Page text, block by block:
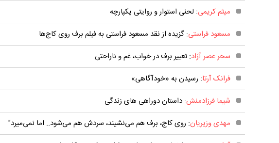
میثم کریمی: لحنی استوار و روایتی یکپارچه
مسعود فراستی: گزیده از نقد مسعود فراستی به فیلم برف روی کاج‌ها
سحر عصر آزاد: تعبیر برف در خواب، غم و ناراحتی
فرانک آرتا: رسیدن به «خودآگاهی»
شیما فرزادمنش: داستان دوراهی های زندگی
مهدی وزیریان: روی کاج، برف هم می‌نشیند، سردش هم می‌شود.. اما نمی‌میرد"